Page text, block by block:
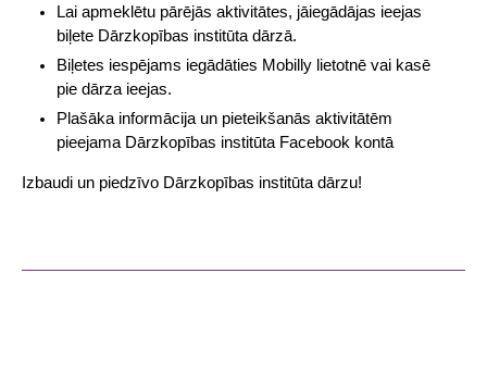
Lai apmeklētu pārējās aktivitātes, jāiegādājas ieejas
biļete Dārzkopības institūta dārzā.
Biļetes iespējams iegādāties Mobilly lietotnē vai kasē
pie dārza ieejas.
Plašāka informācija un pieteikšanās aktivitātēm
pieejama Dārzkopības institūta Facebook kontā
Izbaudi un piedzīvo Dārzkopības institūta dārzu!